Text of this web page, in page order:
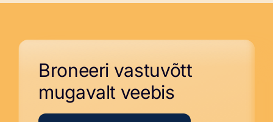
Broneeri vastuvõtt
mugavalt veebis